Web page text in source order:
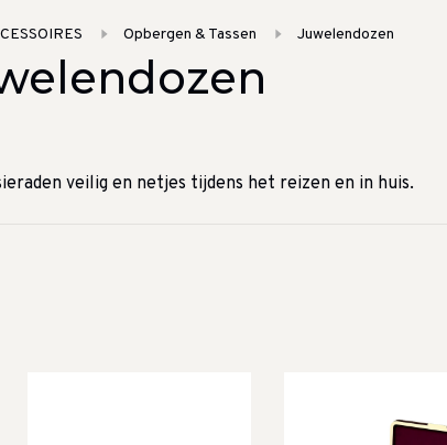
Opbergen & Tassen Juwelendozen
veilig en netjes tijdens het reizen en in huis.